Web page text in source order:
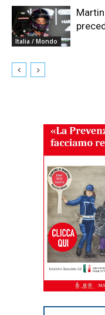
Italia / Mondo